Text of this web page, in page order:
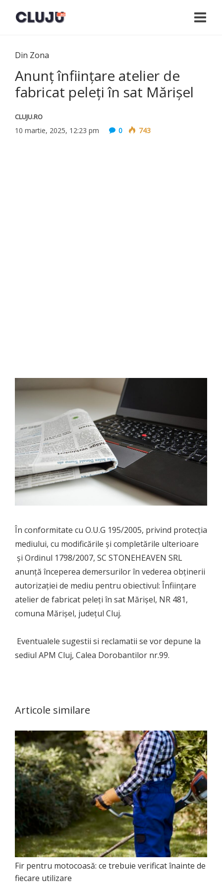
Din Zona
Anunţ înfiinţare atelier de
fabricat peleți în sat Mărişel
CLUJU.RO
10 martie, 2025, 12:23 pm 0 743
În conformitate cu O.U.G 195/2005, privind protecţia
mediului, cu modificările şi completările ulterioare
şi Ordinul 1798/2007, SC STONEHEAVEN SRL
anunţă începerea demersurilor în vederea obţinerii
autorizaţiei de mediu pentru obiectivul: Înfiinţare
atelier de fabricat peleţi în sat Mărişel, NR 481,
comuna Mărişel, județul Cluj.
Eventualele sugestii si reclamatii se vor depune la
sediul APM Cluj, Calea Dorobantilor nr.99.
Articole similare
Fir pentru motocoasă: ce trebuie verificat înainte de
fiecare utilizare